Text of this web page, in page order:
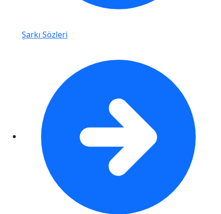
Şarkı Sözleri